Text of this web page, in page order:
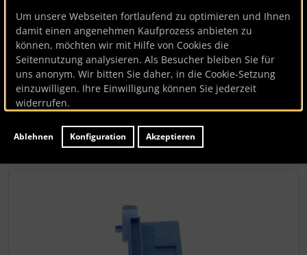
Siphon (rechts, blau)
Bauknecht
Siphon (rechts, blau)
Artikelnummer BK125424
Hersteller:Bauknecht
Lieferzeit: ca. 7 Werktage
Um unsere Webseiten fortlaufend zu optimieren und Ihnen
damit einen angenehmen Kaufprozess anbieten zu
können, möchten wir mit Hilfe von Cookies die
Seitennutzung analysieren. Als Besucher bleiben Sie für
uns anonym. Wir bitten Sie daher, in die Cookie-Setzung
einzuwilligen. Ihre Einwilligung können Sie jederzeit
widerrufen.
Akzeptieren
Ablehnen Konfiguration